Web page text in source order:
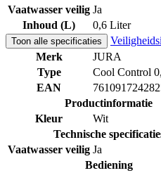
Vaatwasser veilig Ja
Inhoud (L)
0,6 Liter
Toon alle specificaties
Merk
JURA
Type
Cool Control
EAN
Productinformatie
Kleur
Wit
Technische
Vaatwasser veilig Ja
Bediening